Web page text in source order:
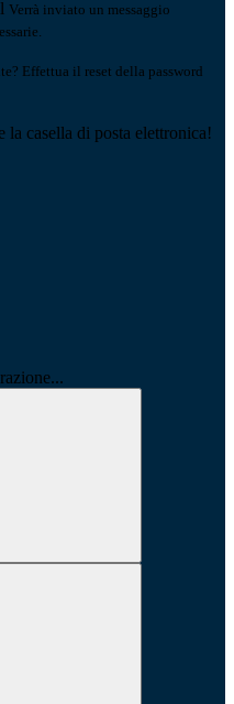
Verrà inviato un messaggio
Effettua il reset della password
casella di posta elettronica!